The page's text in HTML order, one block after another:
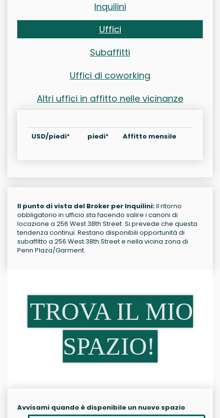
Inquilini
Uffici
Subaffitti
Uffici di coworking
Altri uffici in affitto nelle vicinanze
USD/piedi² piedi² Affitto mensile
Il punto di vista del Broker per Inquilini:Il ritorno
obbligatorio in ufficio sta facendo salire i canoni di
locazione a 256 West 38th Street. Si prevede che questa
tendenza continui. Restano disponibili opportunità di
subaffitto a 256 West 38th Street e nella vicina zona di
Penn Plaza/Garment.
TROVA IL MIO
SPAZIO!
Avvisami quando è disponibile un nuovo spazio